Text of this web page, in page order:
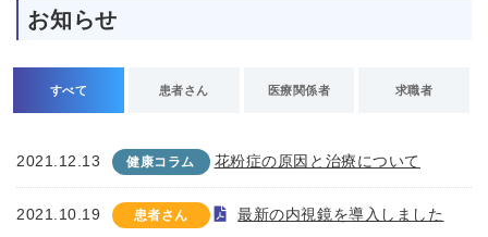
お知らせ
すべて 患者さん 医療関係者 求職者
2021.12.13 健康コラム 花粉症の原因と治療について
2021.10.19 患者さん 最新の内視鏡を導入しました